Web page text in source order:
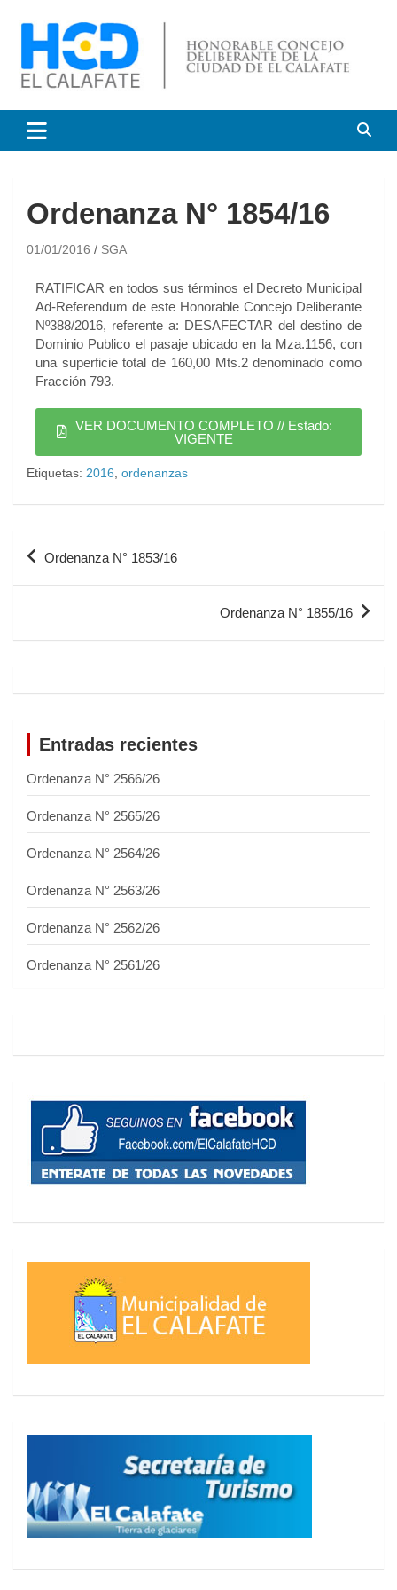
Honorable Concejo
Deliberante de El Calafate
Ordenanza N° 1854/16
01/01/2016 SGA
RATIFICAR en todos sus términos el Decreto Municipal
Ad-Referendum de este Honorable Concejo Deliberante
Nº388/2016, referente a: DESAFECTAR del destino de
Dominio Publico el pasaje ubicado en la Mza.1156, con
una superficie total de 160,00 Mts.2 denominado como
Fracción 793.
VER DOCUMENTO COMPLETO // Estado:
VIGENTE
Etiquetas: 2016 ordenanzas
Ordenanza N° 1853/16
Ordenanza N° 1855/16
Entradas recientes
Ordenanza N° 2566/26
Ordenanza N° 2565/26
Ordenanza N° 2564/26
Ordenanza N° 2563/26
Ordenanza N° 2562/26
Ordenanza N° 2561/26